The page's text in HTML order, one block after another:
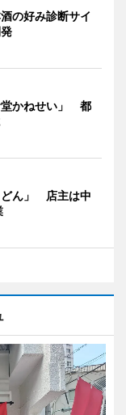
の好み診断サイ
堂かねせい」 都
どん」 店主は中